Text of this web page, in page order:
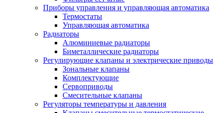
Приборы управления и управляющая автоматика
Термостаты
Управляющая автоматика
Радиаторы
Алюминиевые радиаторы
Биметаллические радиаторы
Регулирующие клапаны и электрические приводы
Зональные клапаны
Комплектующие
Сервоприводы
Смесительные клапаны
Регуляторы температуры и давления